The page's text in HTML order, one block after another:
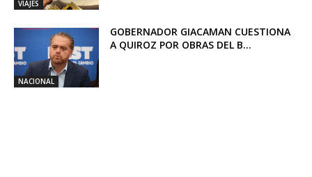
VIAJES
NACIONAL
GOBERNADOR GIACAMAN CUESTIONA
A QUIROZ POR OBRAS DEL B...